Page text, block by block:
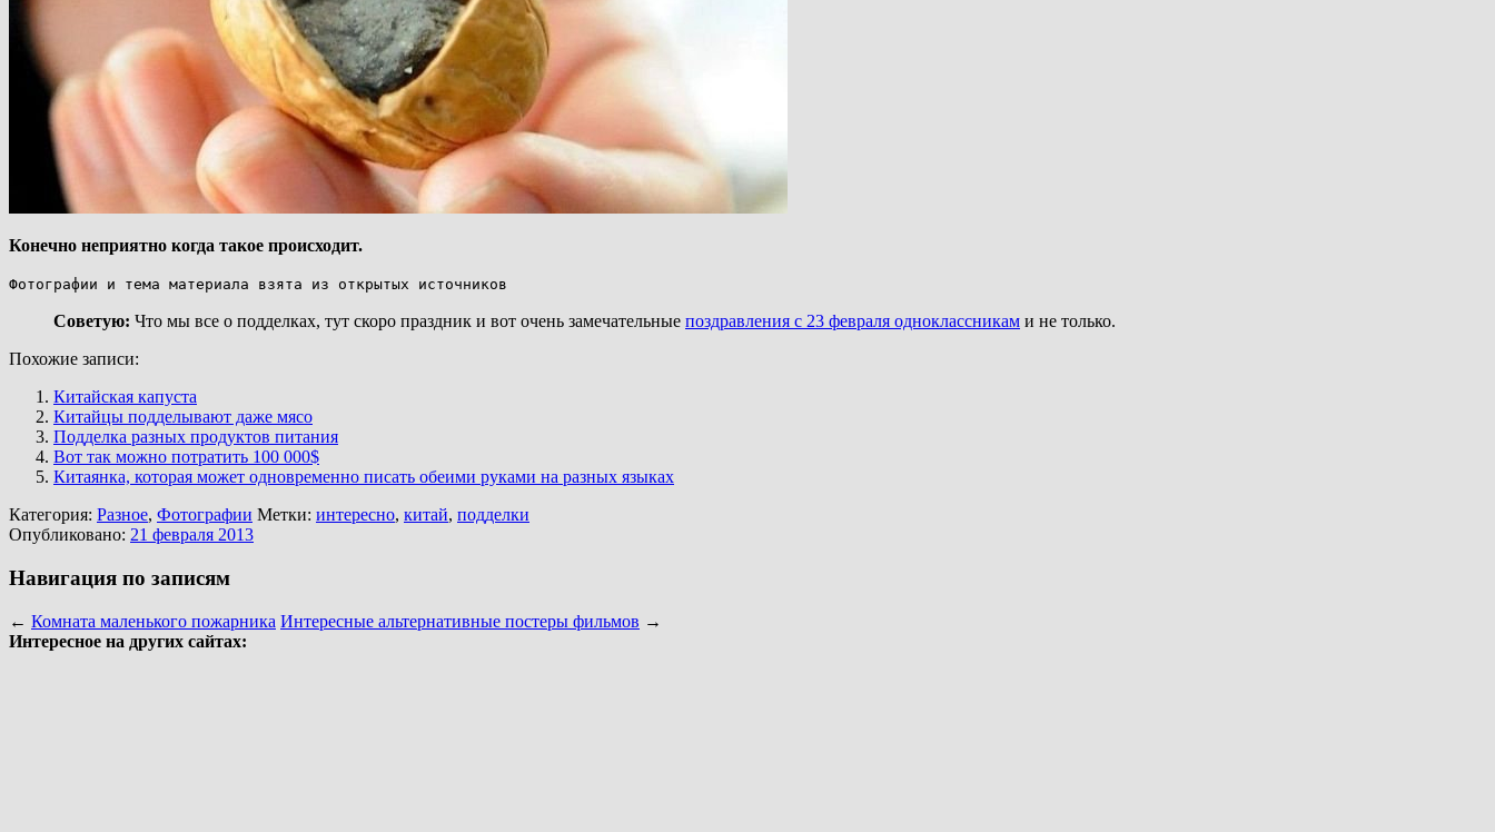
Конечно неприятно когда такое происходит.
Фотографии и тема материала взята из открытых источников
Советую: Что мы все о подделках, тут скоро праздник и вот очень замечательные поздравления с 23 февраля одноклассникам и не только.
Похожие записи:
Китайская капуста
Китайцы подделывают даже мясо
Подделка разных продуктов питания
Вот так можно потратить 100 000$
Китаянка, которая может одновременно писать обеими руками на разных языках
Категория: Разное, Фотографии Метки: интересно, китай, подделки
Опубликовано: 21 февраля 2013
Навигация по записям
← Комната маленького пожарника Интересные альтернативные постеры фильмов →
Интересное на других сайтах: